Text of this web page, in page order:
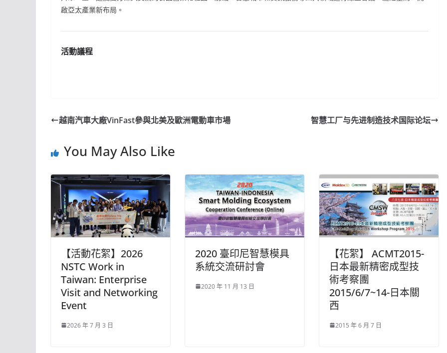
啟亞太產業新布局。
活動議程
越南汽車大廠VinFast參與北美及歐洲電動車市場 智慧工厂与先进制造技术国际论坛
You May Also Like
【活動花絮】2026
NSTC Work in
Taiwan: Enterprise
Visit and Networking
Event
2026 年 7 月 3 日
2020 臺印尼智慧模具
系統交流研討會
2020 年 11 月 13 日
【花絮】 ACMT2015-
日本最新精密成型技
術考察團
2015/6/7~14-日本關
西
2015 年 6 月 7 日